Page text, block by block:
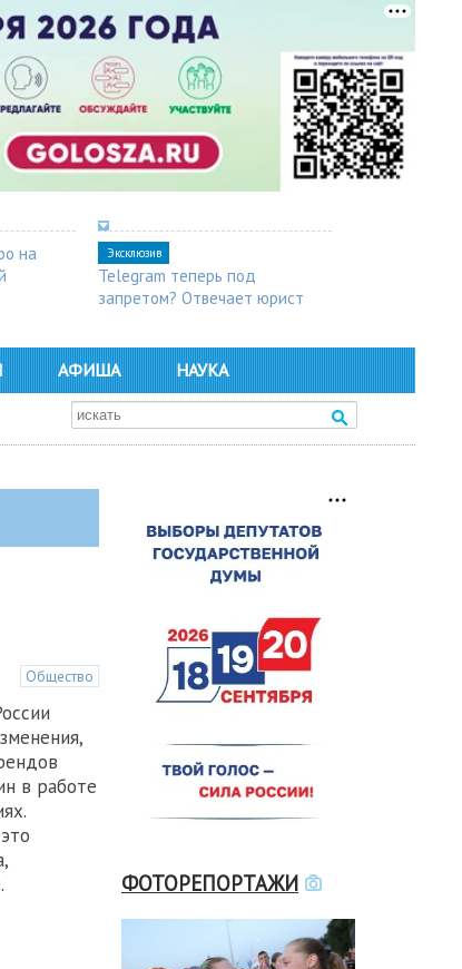
на
Эксклюзив
Telegram теперь под
запретом? Отвечает юрист
АФИША НАУКА
Общество
в работе
ФОТОРЕПОРТАЖИ